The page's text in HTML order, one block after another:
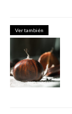
Ver también